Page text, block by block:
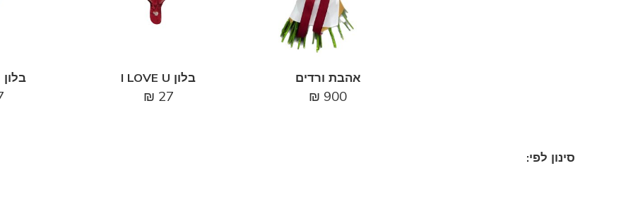
אהבת ורדים
900
₪
בלון I LOVE U
27
₪
בלון I LOVE U
סינון לפי: